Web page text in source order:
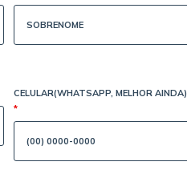
CELULAR(WHATSAPP, MELHOR AINDA)
*